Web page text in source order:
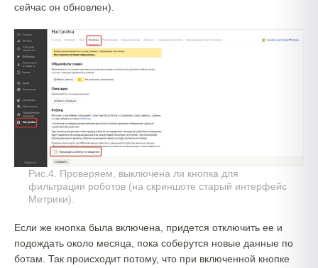
сейчас он обновлен).
Рис.4. Проверяем, выключена ли кнопка для
фильтрации роботов (на скриншоте старый интерфейс
Метрики).
Если же кнопка была включена, придется отключить ее и
подождать около месяца, пока соберутся новые данные по
ботам. Так происходит потому, что при включенной кнопке